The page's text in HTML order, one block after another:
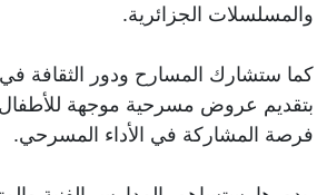
والمسلسلات الجزائرية.
كما ستشارك المسارح ودور الثقافة
بتقديم عروض مسرحية موجهة للأطفال
فرصة المشاركة في الأداء المسرحي.